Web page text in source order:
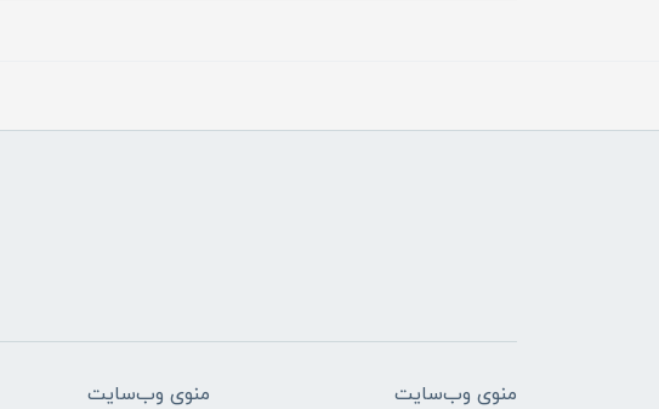
منوی وب‌سایت منوی وب‌سایت